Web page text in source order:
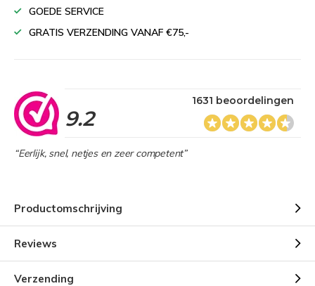
GOEDE SERVICE
GRATIS VERZENDING VANAF €75,-
9.2
1631 beoordelingen
“Eerlijk, snel, netjes en zeer competent”
Productomschrijving
Reviews
Verzending